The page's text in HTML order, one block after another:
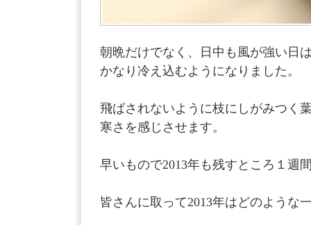
朝晩だけでなく、日中も風が強い日
かなり冷え込むようになりました。
飛ばされないように枝にしがみつく
寒さを感じさせます。
早いもので2013年も残すところ１週
皆さんに取って2013年はどのような